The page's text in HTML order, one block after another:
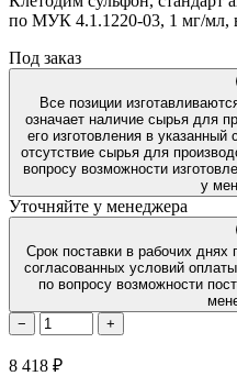
по МУК 4.1.1220-03, 1 мг/мл,
Под заказ
Все позиции
означает наличие сырья для
его изготовления в указанный
отсутствие сырья для
вопросу возможности
у
Уточняйте у менеджера
Срок поставки в рабочих
согласованных условий
по вопросу возможности
−
+
8 418 ₽